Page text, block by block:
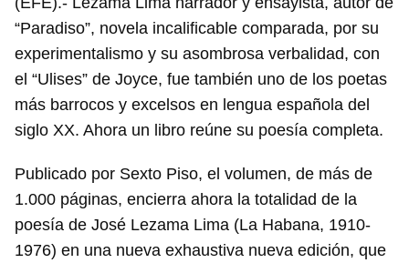
“Paradiso”, novela incalificable comparada, por su
experimentalismo y su asombrosa verbalidad, con
el “Ulises” de Joyce, fue también uno de los poetas
más barrocos y excelsos en lengua española del
siglo XX. Ahora un libro reúne su poesía completa.
Publicado por Sexto Piso, el volumen, de más de
1.000 páginas, encierra ahora la totalidad de la
poesía de José Lezama Lima (La Habana, 1910-
1976) en una nueva exhaustiva nueva edición, que